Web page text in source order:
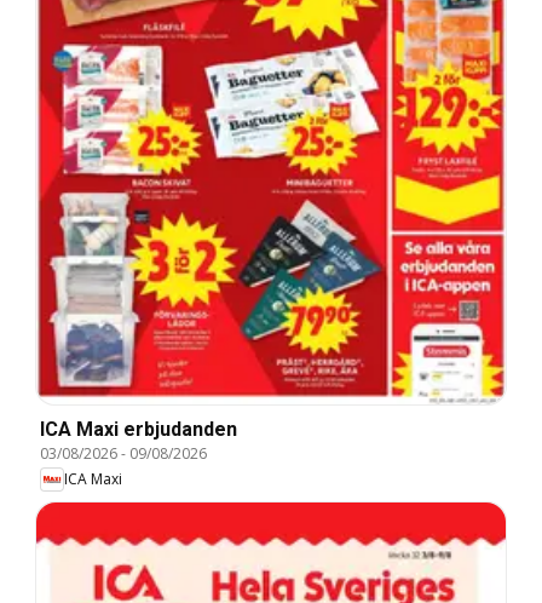
ICA Maxi erbjudanden
03/08/2026- 09/08/2026
ICA Maxi